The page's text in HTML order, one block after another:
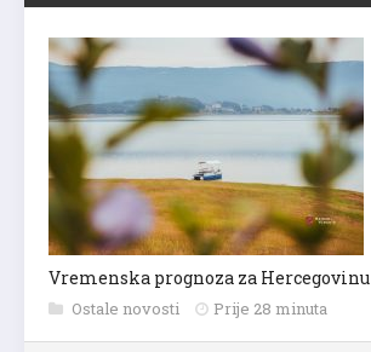
Vremenska prognoza za Hercegovinu
Ostale novosti Prije 28 minuta